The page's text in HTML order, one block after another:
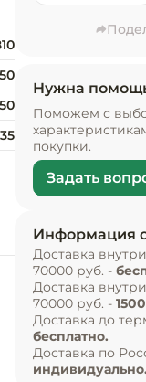
Нужна
Поможем с
покупки.
Задать
Информация
Доставка
70000 руб. -
Доставка
70000 руб. -
Доставка до
бесплатно.
Доставка по
индивидуально.